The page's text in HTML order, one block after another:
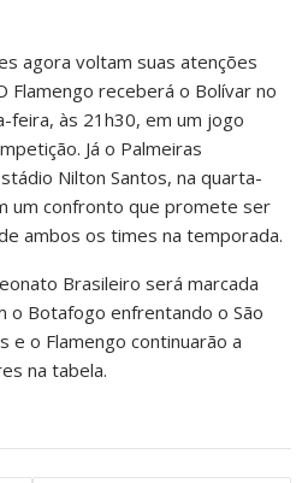
agora voltam suas atenções
Flamengo receberá o Bolívar no
feira, às 21h30, em um jogo
Já o Palmeiras
Nilton Santos, na quarta-
um confronto que promete ser
ambos os times na temporada.
Brasileiro será marcada
o Botafogo enfrentando o São
e o Flamengo continuarão a
na tabela.